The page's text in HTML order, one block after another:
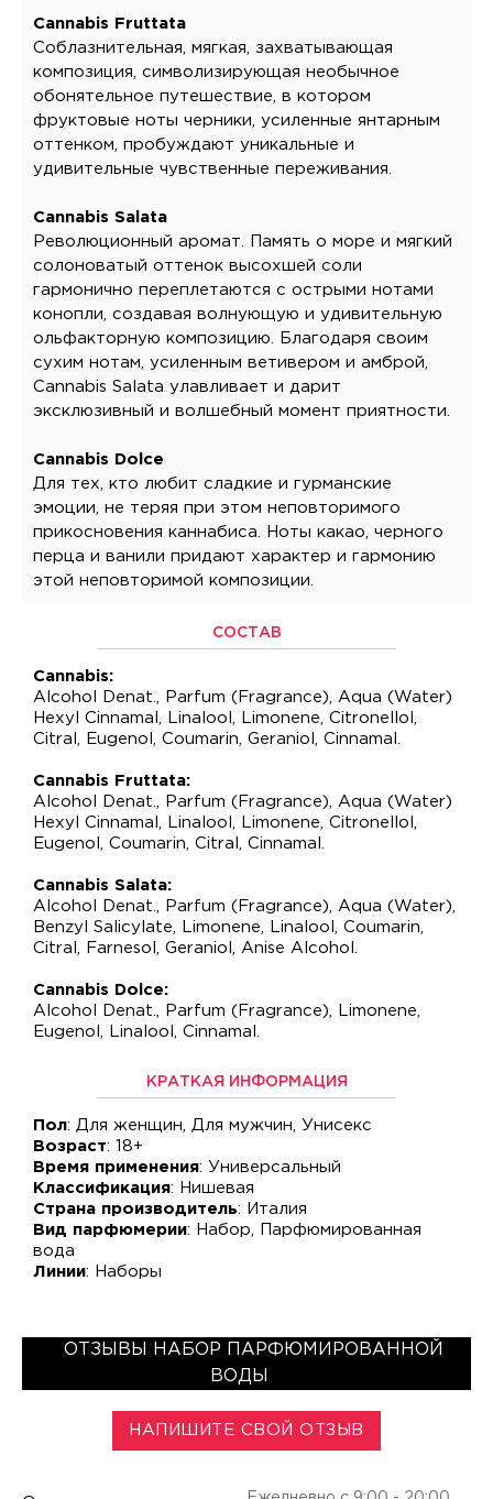
Cannabis Fruttata
Соблазнительная, мягкая, захватывающая
композиция, символизирующая необычное
обонятельное путешествие, в котором
фруктовые ноты черники, усиленные янтарным
оттенком, пробуждают уникальные и
удивительные чувственные переживания.
Cannabis Salata
Революционный аромат. Память о море и мягкий
солоноватый оттенок высохшей соли
гармонично переплетаются с острыми нотами
конопли, создавая волнующую и удивительную
ольфакторную композицию. Благодаря своим
сухим нотам, усиленным ветивером и амброй,
Cannabis Salata улавливает и дарит
эксклюзивный и волшебный момент приятности.
Cannabis Dolce
Для тех, кто любит сладкие и гурманские
эмоции, не теряя при этом неповторимого
прикосновения каннабиса. Ноты какао, черного
перца и ванили придают характер и гармонию
этой неповторимой композиции.
СОСТАВ
Cannabis:
Alcohol Denat., Parfum (Fragrance), Aqua (Water)
Hexyl Cinnamal, Linalool, Limonene, Citronellol,
Citral, Eugenol, Coumarin, Geraniol, Cinnamal.
Cannabis Fruttata:
Alcohol Denat., Parfum (Fragrance), Aqua (Water)
Hexyl Cinnamal, Linalool, Limonene, Citronellol,
Eugenol, Coumarin, Citral, Cinnamal.
Cannabis Salata:
Alcohol Denat., Parfum (Fragrance), Aqua (Water),
Benzyl Salicylate, Limonene, Linalool, Coumarin,
Citral, Farnesol, Geraniol, Anise Alcohol.
Cannabis Dolce:
Alcohol Denat., Parfum (Fragrance), Limonene,
Eugenol, Linalool, Cinnamal.
КРАТКАЯ ИНФОРМАЦИЯ
Пол: Для женщин, Для мужчин, Унисекс
Возраст: 18+
Время применения: Универсальный
Классификация: Нишевая
Страна производитель: Италия
Вид парфюмерии: Набор, Парфюмированная
вода
Линии: Наборы
ОТЗЫВЫ НАБОР ПАРФЮМИРОВАННОЙ
ВОДЫ
НАПИШИТЕ СВОЙ ОТЗЫВ